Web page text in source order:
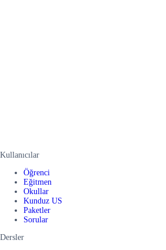
Kullanıcılar
Öğrenci
Eğitmen
Okullar
Kunduz US
Paketler
Sorular
Dersler